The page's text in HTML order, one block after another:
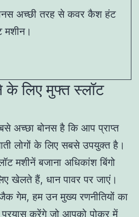
अच्छी तरह से कवर कैश हंट
मशीन।
के लिए मुफ्त स्लॉट
अच्छा बोनस है कि आप प्राप्त
लोगों के लिए सबसे उपयुक्त है।
मशीनें बजाना अधिकांश बिंगो
खेलते हैं, धान पावर पर जाएं।
गेम, हम उन मुख्य रणनीतियों का
प्रयास करेंगे जो आपको पोकर में